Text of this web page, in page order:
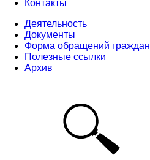
Контакты
Деятельность
Документы
Форма обращений граждан
Полезные ссылки
Архив